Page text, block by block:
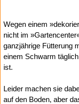
Wegen einem
nicht im
ganzjährige Fütterung
einem Schwarm
ist.
Leider machen sie
auf den Boden, aber